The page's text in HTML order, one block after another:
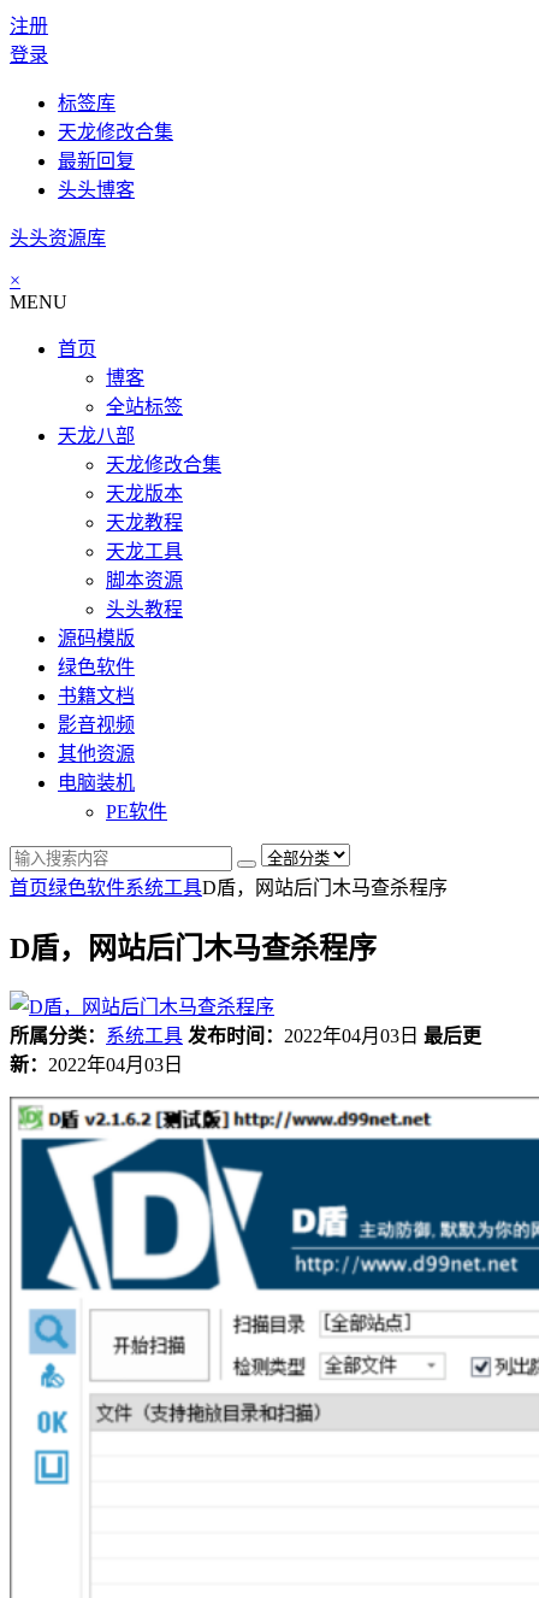
注册
登录
标签库
天龙修改合集
最新回复
头头博客
头头资源库
×
MENU
首页
博客
全站标签
天龙八部
天龙修改合集
天龙版本
天龙教程
天龙工具
脚本资源
头头教程
源码模版
绿色软件
书籍文档
影音视频
其他资源
电脑装机
PE软件
首页绿色软件系统工具D盾，网站后门木马查杀程序
D盾，网站后门木马查杀程序
所属分类： 系统工具 发布时间： 2022年04月03日 最后更
新： 2022年04月03日